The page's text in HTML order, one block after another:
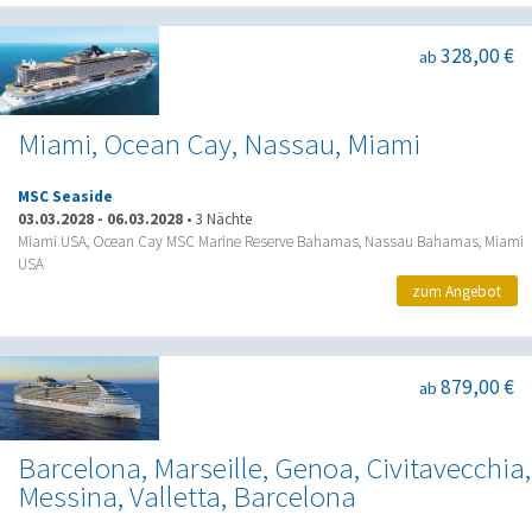
Miami, Ocean Cay, Nassau, Miami
ab 328,00 €
MSC Seaside
03.03.2028 - 06.03.2028 • 3 Nächte
Miami USA, Ocean Cay MSC Marine Reserve Bahamas, Nassau Bahamas, Miami
USA
zum Angebot
Barcelona, Marseille, Genoa, Civitavecchia,
Messina, Valletta, Barcelona
ab 879,00 €